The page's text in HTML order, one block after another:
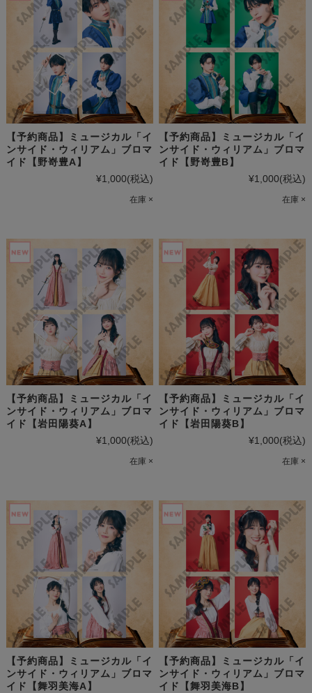
【予約商品】ミュージカル「イ
ンサイド・ウィリアム」ブロマ
イド【野嵜豊A】
¥1,000(税込)
在庫 ×
【予約商品】ミュージカル「イ
ンサイド・ウィリアム」ブロマ
イド【野嵜豊B】
¥1,000(税込)
在庫 ×
【予約商品】ミュージカル「イ
ンサイド・ウィリアム」ブロマ
イド【岩田陽葵A】
¥1,000(税込)
在庫 ×
【予約商品】ミュージカル「イ
ンサイド・ウィリアム」ブロマ
イド【岩田陽葵B】
¥1,000(税込)
在庫 ×
【予約商品】ミュージカル「イ
ンサイド・ウィリアム」ブロマ
イド【舞羽美海A】
【予約商品】ミュージカル「イ
ンサイド・ウィリアム」ブロマ
イド【舞羽美海B】